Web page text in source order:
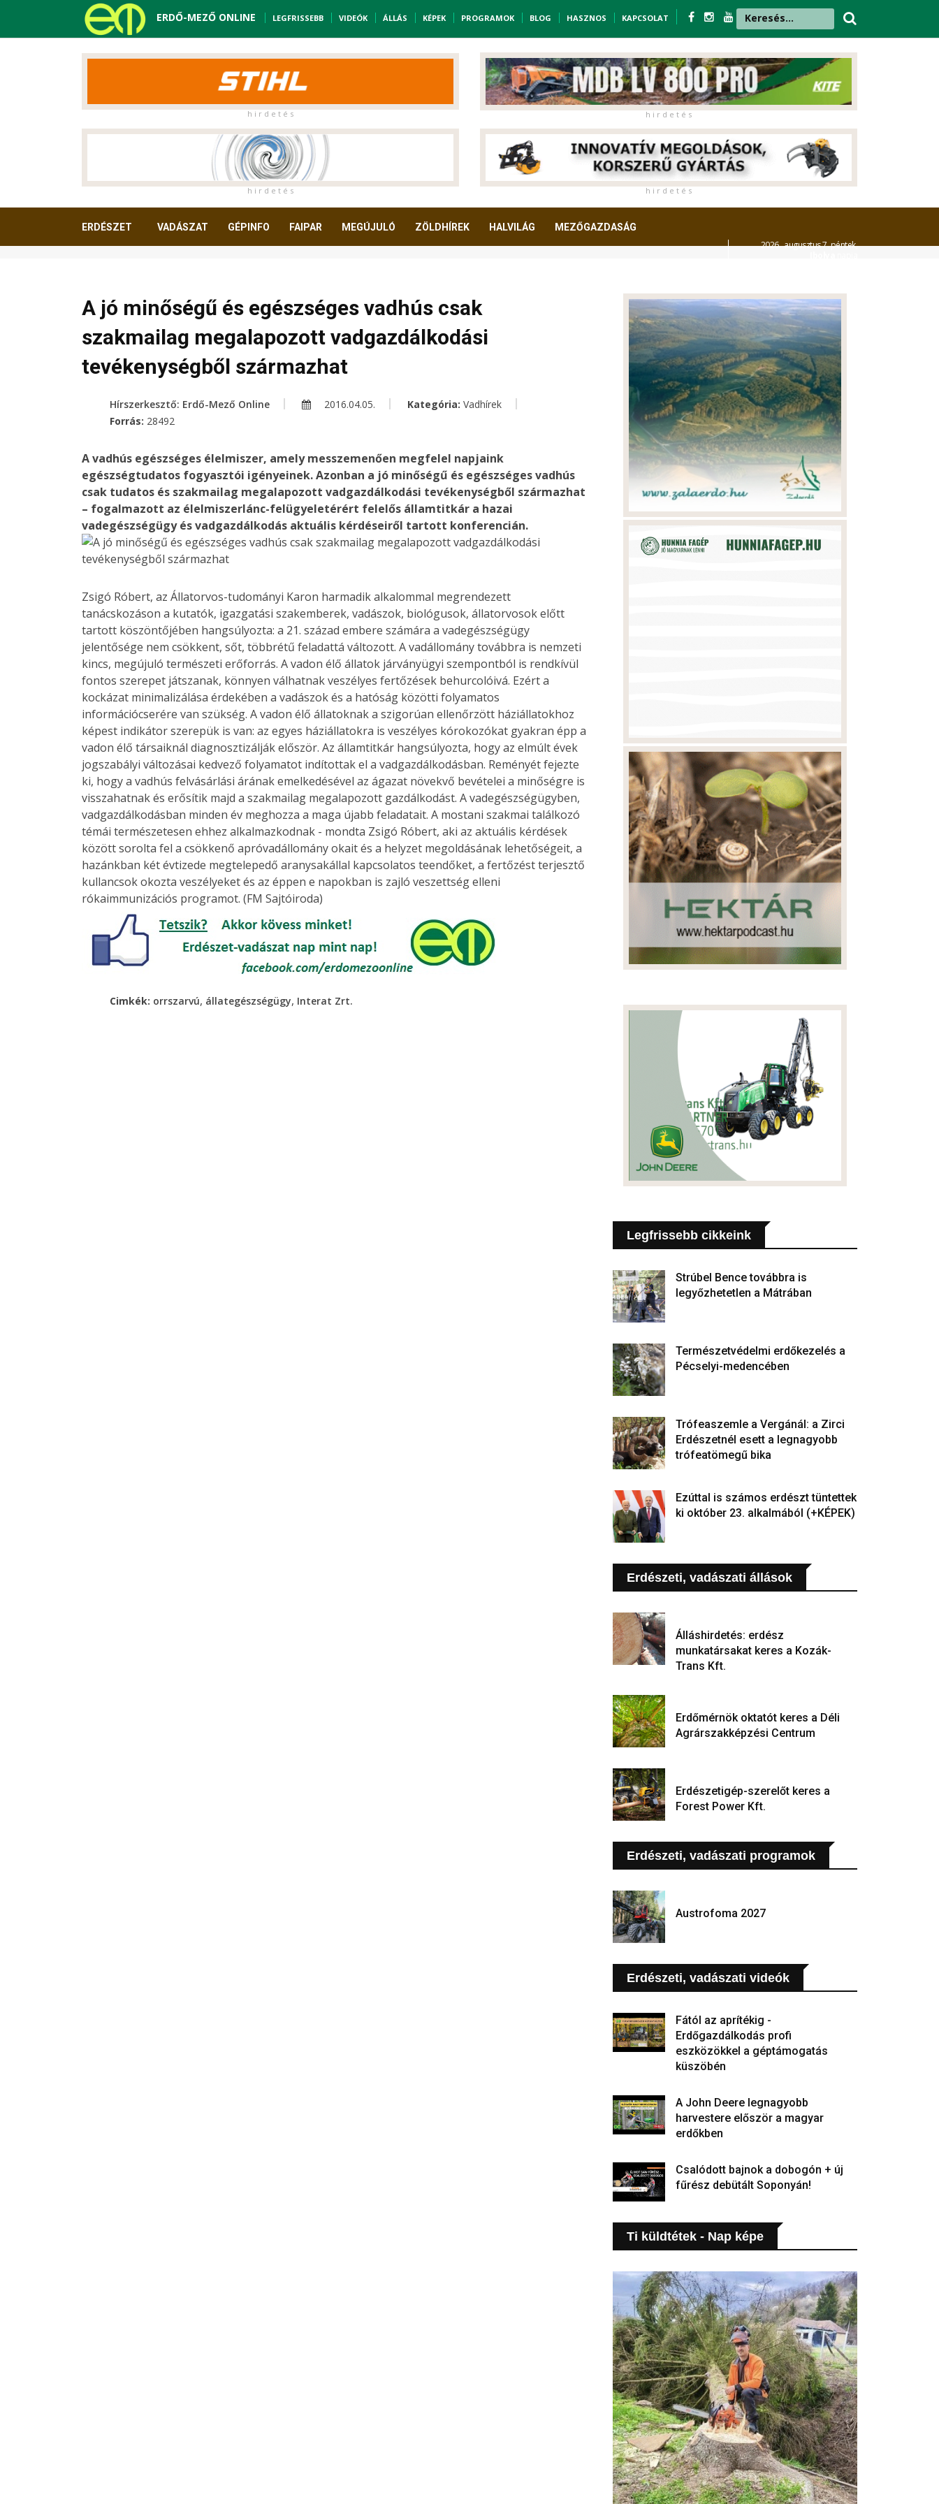
ERDŐ-MEZŐ ONLINE LEGFRISSEBB VIDEÓK ÁLLÁS KÉPEK PROGRAMOK BLOG HASZNOS KAPCSOLAT
h i r d e t é s h i r d e t é s
h i r d e t é s h i r d e t é s
ERDÉSZET VADÁSZAT GÉPINFO FAIPAR MEGÚJULÓ ZÖLDHÍREK HALVILÁG MEZŐGAZDASÁG
2026. augusztus 7. péntek,
A jó minőségű és egészséges vadhús csak
szakmailag megalapozott vadgazdálkodási
tevékenységből származhat
Hírszerkesztő: Erdő-Mező Online 2016.04.05. Kategória: Vadhírek
Forrás: 28492
A vadhús egészséges élelmiszer, amely messzemenően megfelel napjaink
egészségtudatos fogyasztói igényeinek. Azonban a jó minőségű és egészséges vadhús
csak tudatos és szakmailag megalapozott vadgazdálkodási tevékenységből származhat
– fogalmazott az élelmiszerlánc-felügyeletérért felelős államtitkár a hazai
vadegészségügy és vadgazdálkodás aktuális kérdéseiről tartott konferencián.
Zsigó Róbert, az Állatorvos-tudományi Karon harmadik alkalommal megrendezett
tanácskozáson a kutatók, igazgatási szakemberek, vadászok, biológusok, állatorvosok előtt
tartott köszöntőjében hangsúlyozta: a 21. század embere számára a vadegészségügy
jelentősége nem csökkent, sőt, többrétű feladattá változott. A vadállomány továbbra is nemzeti
kincs, megújuló természeti erőforrás. A vadon élő állatok járványügyi szempontból is rendkívül
fontos szerepet játszanak, könnyen válhatnak veszélyes fertőzések behurcolóivá. Ezért a
kockázat minimalizálása érdekében a vadászok és a hatóság közötti folyamatos
információcserére van szükség. A vadon élő állatoknak a szigorúan ellenőrzött háziállatokhoz
képest indikátor szerepük is van: az egyes háziállatokra is veszélyes kórokozókat gyakran épp a
vadon élő társaiknál diagnosztizálják először. Az államtitkár hangsúlyozta, hogy az elmúlt évek
jogszabályi változásai kedvező folyamatot indítottak el a vadgazdálkodásban. Reményét fejezte
ki, hogy a vadhús felvásárlási árának emelkedésével az ágazat növekvő bevételei a minőségre is
visszahatnak és erősítik majd a szakmailag megalapozott gazdálkodást. A vadegészségügyben,
vadgazdálkodásban minden év meghozza a maga újabb feladatait. A mostani szakmai találkozó
témái természetesen ehhez alkalmazkodnak - mondta Zsigó Róbert, aki az aktuális kérdések
között sorolta fel a csökkenő apróvadállomány okait és a helyzet megoldásának lehetőségeit, a
hazánkban két évtizede megtelepedő aranysakállal kapcsolatos teendőket, a fertőzést terjesztő
kullancsok okozta veszélyeket és az éppen e napokban is zajló veszettség elleni
rókaimmunizációs programot. (FM Sajtóiroda)
Cimkék: orrszarvú, állategészségügy, Interat Zrt.
Legfrissebb cikkeink
Strúbel Bence továbbra is
legyőzhetetlen a Mátrában
Természetvédelmi erdőkezelés a
Pécselyi-medencében
Trófeaszemle a Vergánál: a Zirci
Erdészetnél esett a legnagyobb
trófeatömegű bika
Ezúttal is számos erdészt tüntettek
ki október 23. alkalmából (+KÉPEK)
Erdészeti, vadászati állások
Álláshirdetés: erdész
munkatársakat keres a Kozák-
Trans Kft.
Erdőmérnök oktatót keres a Déli
Agrárszakképzési Centrum
Erdészetigép-szerelőt keres a
Forest Power Kft.
Erdészeti, vadászati programok
Austrofoma 2027
Erdészeti, vadászati videók
Fától az aprítékig -
Erdőgazdálkodás profi
eszközökkel a géptámogatás
küszöbén
A John Deere legnagyobb
harvestere először a magyar
erdőkben
Csalódott bajnok a dobogón + új
fűrész debütált Soponyán!
Ti küldtétek - Nap képe